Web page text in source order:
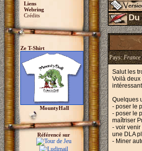
Liens
Webring
Crédits
Ze T-Shirt
MountyHall
Référencé sur
Du
Pays:France
Salut les
Voilà
Quelques
- poser le
- poser le
maîtriser
- voir venir
une DLA
- Miner